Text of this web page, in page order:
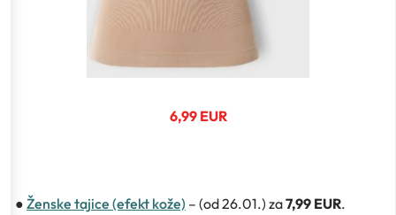
6,99 EUR
● Ženske tajice (efekt kože) – (od 26.01.) za7,99 EUR.